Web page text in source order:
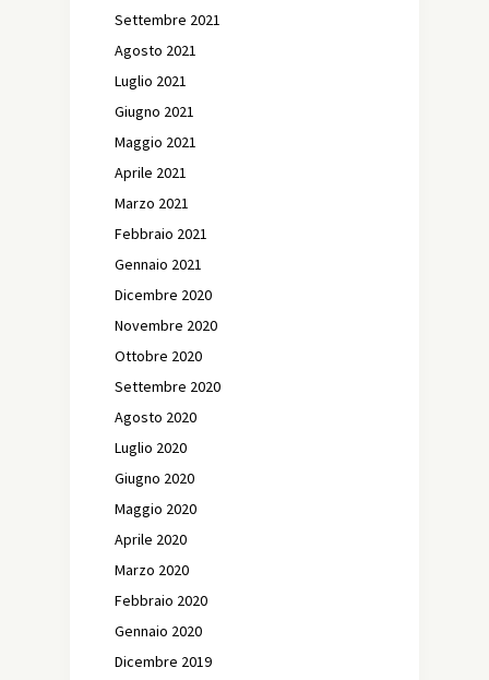
Settembre 2021
Agosto 2021
Luglio 2021
Giugno 2021
Maggio 2021
Aprile 2021
Marzo 2021
Febbraio 2021
Gennaio 2021
Dicembre 2020
Novembre 2020
Ottobre 2020
Settembre 2020
Agosto 2020
Luglio 2020
Giugno 2020
Maggio 2020
Aprile 2020
Marzo 2020
Febbraio 2020
Gennaio 2020
Dicembre 2019